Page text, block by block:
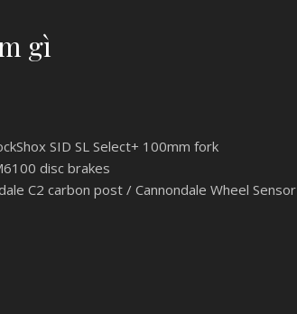
gì
SID SL Select+ 100mm fork
disc brakes
C2 carbon post / Cannondale Wheel Sensor